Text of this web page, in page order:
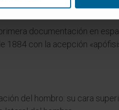
documentación en
1884 con la acepción
del hombro: su cara